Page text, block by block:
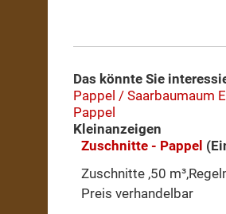
Das könnte Sie
Pappel / Saarbaumaum
Pappel
Kleinanzeigen
Zuschnitte - Pappel
Zuschnitte ,50
Preis verhandelbar